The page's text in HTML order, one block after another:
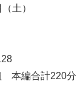
土）
本編合計220分